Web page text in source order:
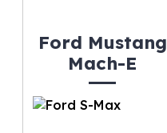
Ford Mustang
Mach-E